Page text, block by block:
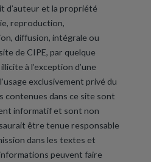
d’auteur et la propriété
reproduction,
diffusion, intégrale ou
de CIPE, par quelque
à l’exception d’une
exclusivement privé du
contenues dans ce site sont
informatif et sont non
être tenue responsable
dans les textes et
peuvent faire